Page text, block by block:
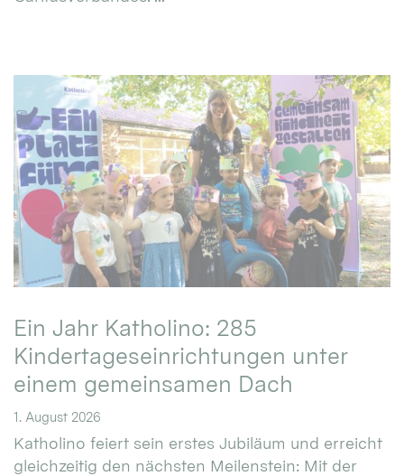
Ein Jahr Katholino: 285
Kindertageseinrichtungen unter
einem gemeinsamen Dach
1. August 2026
Katholino feiert sein erstes Jubiläum und erreicht
gleichzeitig den nächsten Meilenstein: Mit der